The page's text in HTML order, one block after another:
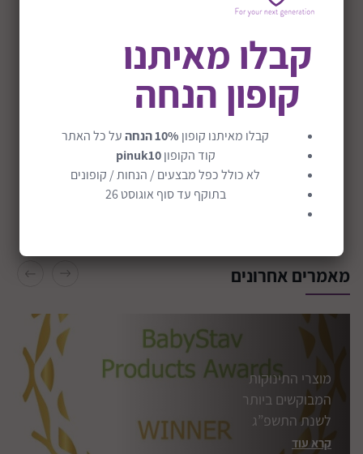
דגם ביסט | Beast
הוסף לסל
מתכוונן במפריידר
Bumpride
הוסף לסל
מאמרים אחרונים
התקנת 3 מושבי
בטיחות ברכב
מוצרי התינוקות
לשנת התשפ”ג
קרא עוד
סקירה מורחבת
למערכת הנסיעות
והבטיחות Finiti 4IN1
של Joie
קרא עוד
קבלו מאיתנו
קופון הנחה
קבלו מאיתנו קופון 10% הנחה
על כל האתר
קוד הקופוןpinuk10
לא כולל כפל מבצעים / הנחות / קופונים
בתוקף עד סוף אוגוסט 26